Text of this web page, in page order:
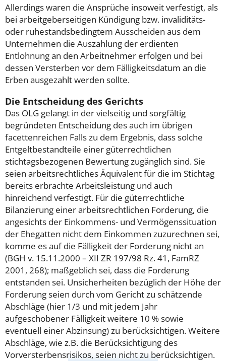
Allerdings waren die Ansprüche insoweit verfestigt, als
bei arbeitgeberseitigen Kündigung bzw. invaliditäts-
oder ruhestandsbedingtem Ausscheiden aus dem
Unternehmen die Auszahlung der erdienten
Entlohnung an den Arbeitnehmer erfolgen und bei
dessen Versterben vor dem Fälligkeitsdatum an die
Erben ausgezahlt werden sollte.
Die Entscheidung des Gerichts
Das OLG gelangt in der vielseitig und sorgfältig
begründeten Entscheidung des auch im übrigen
facettenreichen Falls zu dem Ergebnis, dass solche
Entgeltbestandteile einer güterrechtlichen
stichtagsbezogenen Bewertung zugänglich sind. Sie
seien arbeitsrechtliches Äquivalent für die im Stichtag
bereits erbrachte Arbeitsleistung und auch
hinreichend verfestigt. Für die güterrechtliche
Bilanzierung einer arbeitsrechtlichen Forderung, die
angesichts der Einkommens- und Vermögenssituation
der Ehegatten nicht dem Einkommen zuzurechnen sei,
komme es auf die Fälligkeit der Forderung nicht an
(BGH v. 15.11.2000 – XII ZR 197/98 Rz. 41, FamRZ
2001, 268); maßgeblich sei, dass die Forderung
entstanden sei. Unsicherheiten bezüglich der Höhe der
Forderung seien durch vom Gericht zu schätzende
Abschläge (hier 1/3 und mit jedem Jahr
aufgeschobener Fälligkeit weitere 10 % sowie
eventuell einer Abzinsung) zu berücksichtigen. Weitere
Abschläge, wie z.B. die Berücksichtigung des
Vorversterbensrisikos, seien nicht zu berücksichtigen.